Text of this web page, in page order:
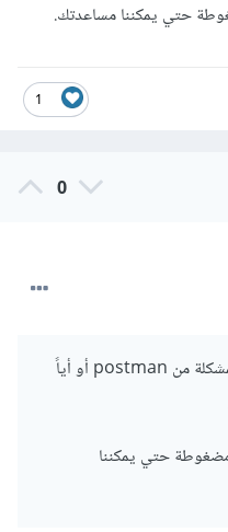
حتي يمكننا مساعدتك.
1
0
لا يظهر مشاكل في الكود قد تكون المشكلة من postman أو أياً
حتي يمكننا